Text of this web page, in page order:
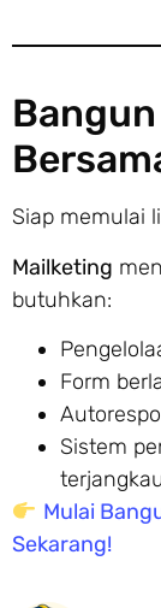
Siap memulai
Mailketing
butuhkan:
Form
Sistem
terjangkau
Mulai
Sekarang!